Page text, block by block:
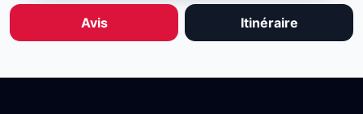
Avis Itinéraire